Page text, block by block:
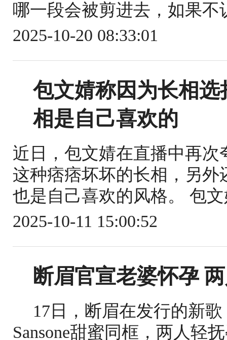
哪一段会被剪进去，如果
2025-10-20 08:33:01
包文婧称因为长相
相是自己喜欢的
近日，包文婧在直播中再
这种痞痞坏坏的长相，另
也是自己喜欢的风格。 包
2025-10-11 15:00:52
断眉官宣老婆怀孕
17日，断眉在发行的新
Sansone甜蜜同框，两人轻